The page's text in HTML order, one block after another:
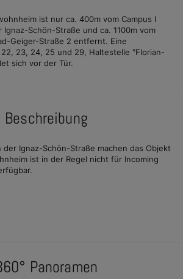
ist nur ca. 400m vom Campus I
Schön-Straße und ca. 1100m vom
Geiger-Straße 2 entfernt. Eine
23, 24, 25 und 29, Haltestelle "Florian-
sich vor der Tür.
Beschreibung
der Ignaz-Schön-Straße machen das Objekt
ist in der Regel nicht für Incoming
Panoramen